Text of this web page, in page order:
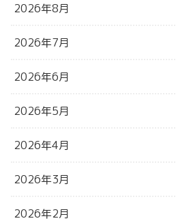
2026年8月
2026年7月
2026年6月
2026年5月
2026年4月
2026年3月
2026年2月